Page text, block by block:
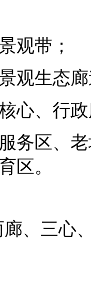
观带；
观生态
心、行
务区、
区。
、三心